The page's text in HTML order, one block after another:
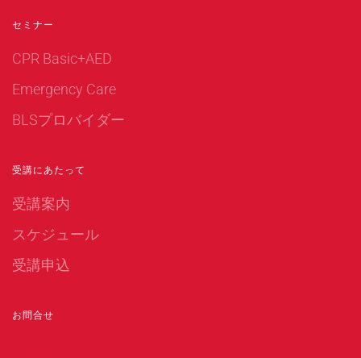
セミナー
CPR Basic+AED
Emergency Care
BLSプロバイダー
受講にあたって
受講案内
スケジュール
受講申込
お問合せ